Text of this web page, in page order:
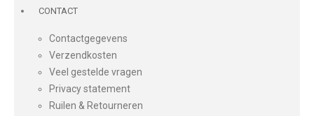
CONTACT
Contactgegevens
Verzendkosten
Veel gestelde vragen
Privacy statement
Ruilen & Retourneren